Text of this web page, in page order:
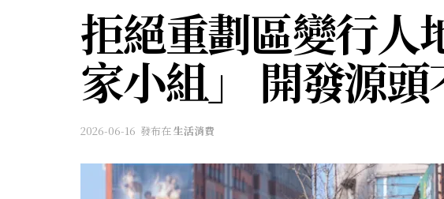
拒絕重劃區變行人
家小組」 開發源
2026-06-16 發布在生活消費